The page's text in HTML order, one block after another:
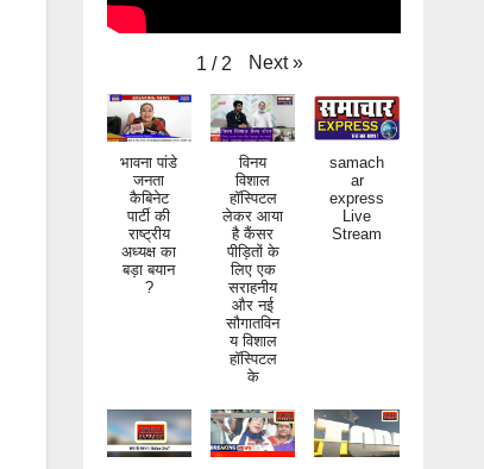
1 / 2 Next »
भावना पांडे
जनता
कैबिनेट
पार्टी की
राष्ट्रीय
अध्यक्ष का
बड़ा बयान
?
विनय
विशाल
हॉस्पिटल
लेकर आया
है कैंसर
पीड़ितों के
लिए एक
सराहनीय
और नई
सौगातविन
य विशाल
हॉस्पिटल
के
samach
ar
express
Live
Stream
रुड़की के
ढंडेरा में
झबरेड़ा
विधायक
पूर्व
मुख्यमंत्री